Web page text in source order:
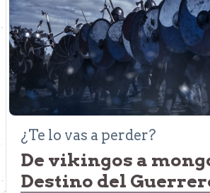
¿Te lo vas a perder?
De vikingos a
Destino del